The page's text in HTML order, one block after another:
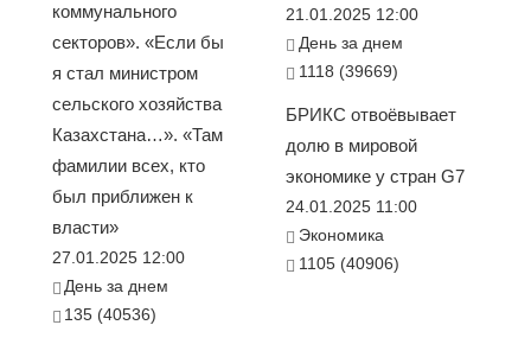
коммунального
секторов». «Если бы
я стал министром
сельского хозяйства
Казахстана…». «Там
фамилии всех, кто
был приближен к
власти»
27.01.2025 12:00
День за днем
135 (40536)
21.01.2025 12:00
День за днем
1118 (39669)
БРИКС отвоёвывает
долю в мировой
экономике у стран G7
24.01.2025 11:00
Экономика
1105 (40906)